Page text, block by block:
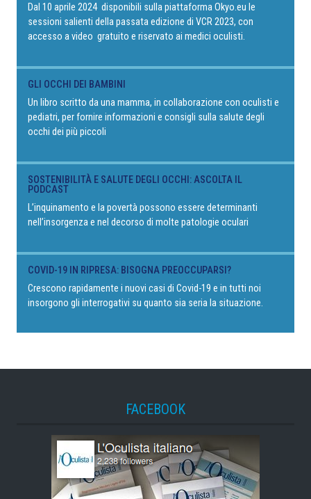
Dal 10 aprile 2024 disponibili sulla piattaforma Okyo.eu le
sessioni salienti della passata edizione di VCR 2023, con
accesso a video gratuito e riservato ai medici oculisti.
GLI OCCHI DEI BAMBINI
Un libro scritto da una mamma, in collaborazione con oculisti e
pediatri, per fornire informazioni e consigli sulla salute degli
occhi dei più piccoli
SOSTENIBILITÀ E SALUTE DEGLI OCCHI: ASCOLTA IL
PODCAST
L’inquinamento e la povertà possono essere determinanti
nell’insorgenza e nel decorso di molte patologie oculari
COVID-19 IN RIPRESA: BISOGNA PREOCCUPARSI?
Crescono rapidamente i nuovi casi di Covid-19 e in tutti noi
insorgono gli interrogativi su quanto sia seria la situazione.
FACEBOOK